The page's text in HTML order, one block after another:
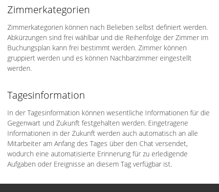
Zimmerkategorien
Zimmerkategorien können nach Belieben selbst definiert werden.
Abkürzungen sind frei wählbar und die Reihenfolge der Zimmer im
Buchungsplan kann frei bestimmt werden. Zimmer können
gruppiert werden und es können Nachbarzimmer eingestellt
werden.
Tagesinformation
In der Tagesinformation können wesentliche Informationen für die
Gegenwart und Zukunft festgehalten werden. Eingetragene
Informationen in der Zukunft werden auch automatisch an alle
Mitarbeiter am Anfang des Tages über den Chat versendet,
wodurch eine automatisierte Erinnerung für zu erledigende
Aufgaben oder Ereignisse an diesem Tag verfügbar ist.